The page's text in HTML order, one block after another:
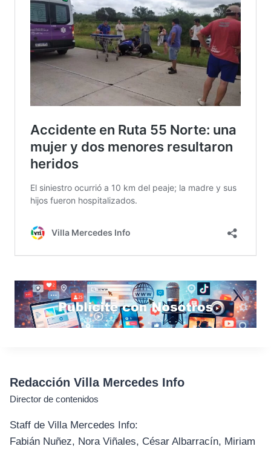
Redacción Villa Mercedes Info
Director de contenidos
Staff de Villa Mercedes Info:
Fabián Nuñez, Nora Viñales, César Albarracín, Miriam